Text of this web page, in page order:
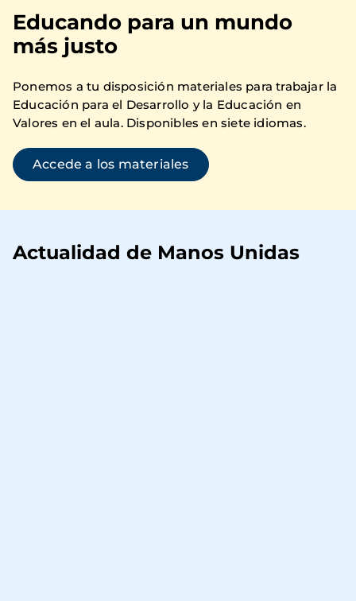
Educando para un mundo
más justo
Ponemos a tu disposición materiales para trabajar la
Educación para el Desarrollo y la Educación en
Valores en el aula. Disponibles en siete idiomas.
Accede a los materiales
Actualidad de Manos Unidas